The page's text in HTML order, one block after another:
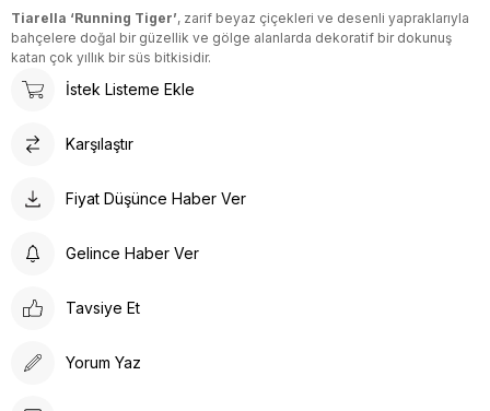
Tiarella ‘Running Tiger’, zarif beyaz çiçekleri ve desenli yapraklarıyla
bahçelere doğal bir güzellik ve gölge alanlarda dekoratif bir dokunuş
katan çok yıllık bir süs bitkisidir.
İstek Listeme Ekle
Karşılaştır
Fiyat Düşünce Haber Ver
Gelince Haber Ver
Tavsiye Et
Yorum Yaz